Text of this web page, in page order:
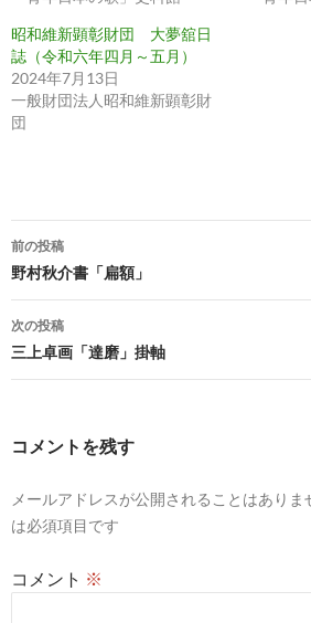
昭和維新顕彰財団 大夢舘日
誌（令和六年四月～五月）
2024年7月13日
一般財団法人昭和維新顕彰財
団
投
稿
ナ
ビ
ョ
前の投稿
野村秋介書「扁額」
次の投稿
三上卓画「達磨」掛軸
コメントを残す
メールアドレスが公開されることはありま
は必須項目です
コメント ※